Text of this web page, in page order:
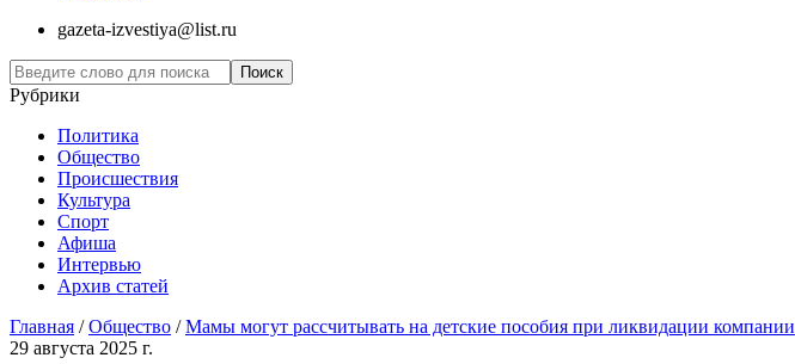
gazeta-izvestiya@list.ru
Рубрики
Политика
Общество
Проиcшествия
Культура
Спорт
Афиша
Интервью
Архив статей
Главная /Общество /Мамы могут рассчитывать на детские пособия при ликвидации компании
29 августа 2025 г.